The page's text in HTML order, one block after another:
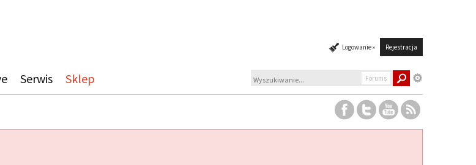
Logowanie » Rejestracja
Serwis Sklep Forums